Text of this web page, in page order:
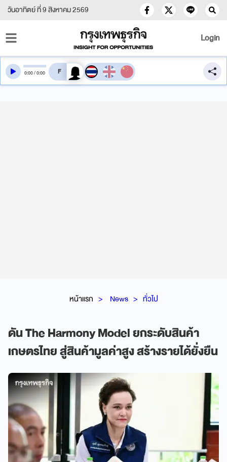
วันอาทิตย์ ที่ 9 สิงหาคม 2569
Login
หน้าแรก News ทั่วไป
ดัน The Harmony Model ยกระดับสินค้า
เกษตรไทย สู่สินค้ามูลค่าสูง สร้างรายได้ยั่งยืน
0:00/0:00 สลับเสียงอ่าน